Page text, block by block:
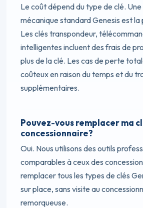
Le coût dépend du type de clé.
mécanique standard Genesis est la
Les clés transpondeur,
intelligentes incluent des frais de
plus de la clé. Les cas de perte
coûteux en raison du temps et du
supplémentaires.
Pouvez-vous remplacer ma
concessionnaire?
Oui. Nous utilisons des outils
comparables à ceux des
remplacer tous les types de clés
sur place, sans visite au
remorqueuse.